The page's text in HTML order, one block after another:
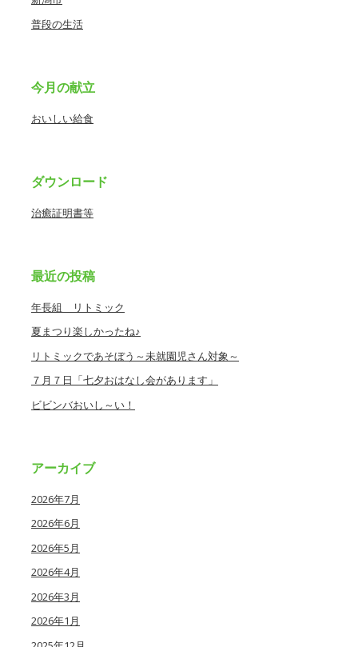
普段の生活
今月の献立
おいしい給食
ダウンロード
治癒証明書等
最近の投稿
年長組 リトミック
夏まつり楽しかったね♪
リトミックであそぼう～未就園児さん対象～
７月７日「七夕おはなし会があります」
ビビンバおいし～い！
アーカイブ
2026年7月
2026年6月
2026年5月
2026年4月
2026年3月
2026年1月